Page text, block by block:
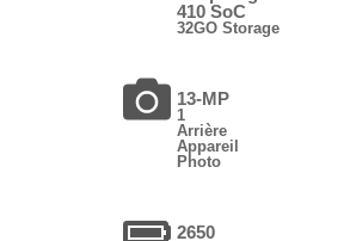
410 SoC
32GO Storage
13-MP
1
Arrière
Appareil
Photo
2650